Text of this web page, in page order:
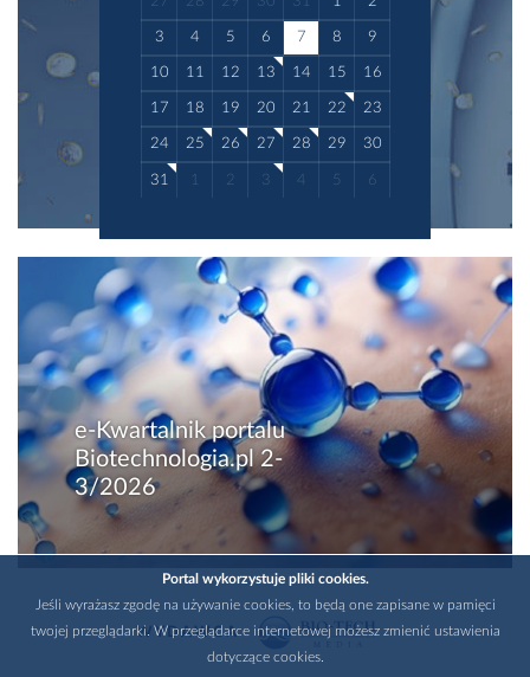
3 4 5 6 7 8 9
10 11 12 13 14 15 16
17 18 19 20 21 22 23
24 25 26 27 28 29 30
31 1 2 3 4 5 6
e-Kwartalnik portalu
Biotechnologia.pl 2-
3/2026
WYDAWCA
Portal wykorzystuje pliki cookies.
Jeśli wyrażasz zgodę na używanie cookies, to będą one zapisane w pamięci
twojej przeglądarki. W przeglądarce internetowej możesz zmienić ustawienia
dotyczące cookies.